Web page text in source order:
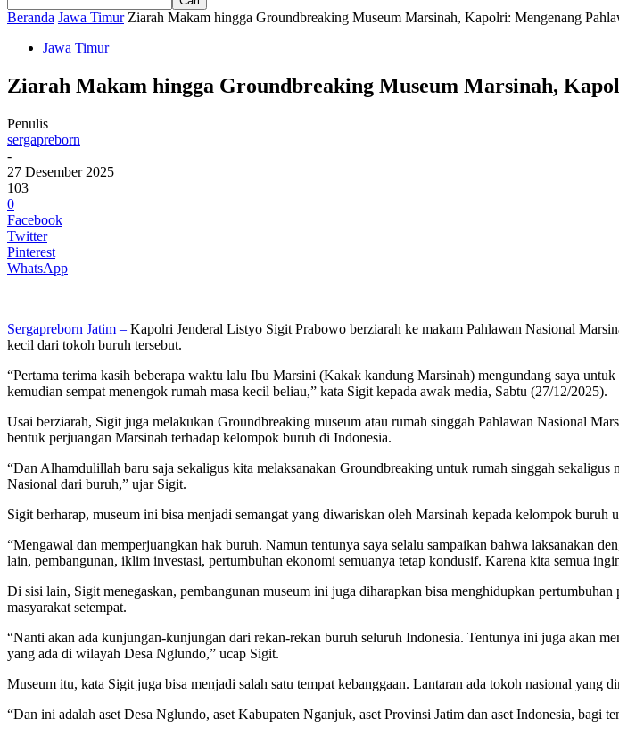
Beranda Jawa Timur Ziarah Makam hingga Groundbreaking Museum Marsinah, Kapolri: Mengenang
Jawa Timur
Ziarah Makam hingga Groundbreaking Museum Marsinah,
Penulis
sergapreborn
-
27 Desember 2025
103
0
Facebook
Twitter
Pinterest
WhatsApp
Sergapreborn Jatim – Kapolri Jenderal Listyo Sigit Prabowo berziarah ke makam Pahlawan Nasional
kecil dari tokoh buruh tersebut.
“Pertama terima kasih beberapa waktu lalu Ibu Marsini (Kakak kandung Marsinah) mengundang saya
kemudian sempat menengok rumah masa kecil beliau,” kata Sigit kepada awak media, Sabtu (27/12/2025).
Usai berziarah, Sigit juga melakukan Groundbreaking museum atau rumah singgah Pahlawan Nasional
bentuk perjuangan Marsinah terhadap kelompok buruh di Indonesia.
“Dan Alhamdulillah baru saja sekaligus kita melaksanakan Groundbreaking untuk rumah singgah
Nasional dari buruh,” ujar Sigit.
Sigit berharap, museum ini bisa menjadi semangat yang diwariskan oleh Marsinah kepada kelompok buruh
“Mengawal dan memperjuangkan hak buruh. Namun tentunya saya selalu sampaikan bahwa laksanakan
lain, pembangunan, iklim investasi, pertumbuhan ekonomi semuanya tetap kondusif. Karena kita semua
Di sisi lain, Sigit menegaskan, pembangunan museum ini juga diharapkan bisa menghidupkan
masyarakat setempat.
“Nanti akan ada kunjungan-kunjungan dari rekan-rekan buruh seluruh Indonesia. Tentunya ini juga akan
yang ada di wilayah Desa Nglundo,” ucap Sigit.
Museum itu, kata Sigit juga bisa menjadi salah satu tempat kebanggaan. Lantaran ada tokoh nasional yang
“Dan ini adalah aset Desa Nglundo, aset Kabupaten Nganjuk, aset Provinsi Jatim dan aset Indonesia, bagi